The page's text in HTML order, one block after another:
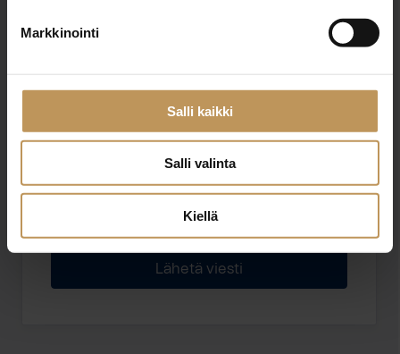
Markkinointi
Salli kaikki
Salli valinta
Kiellä
Haluan että minuun otetaan yhteyttä puhelimitse